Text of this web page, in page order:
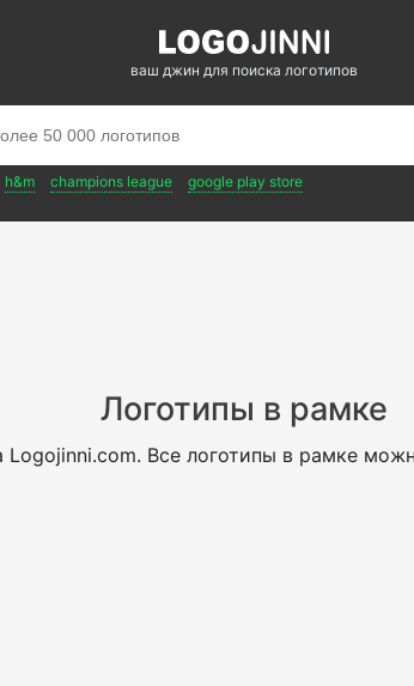
ваш джин для поиска логотипов
h&m champions league google play store
Логотипы в рамке
Logojinni.com. Все логотипы в рамке